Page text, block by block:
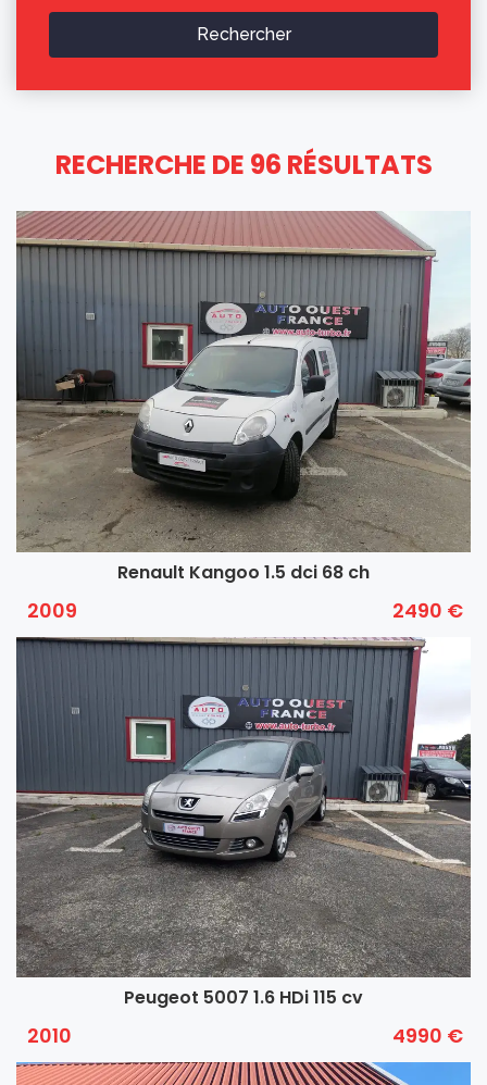
Rechercher
RECHERCHE DE 96 RÉSULTATS
Renault Kangoo 1.5 dci 68 ch
2009 2490 €
Peugeot 5007 1.6 HDi 115 cv
2010 4990 €